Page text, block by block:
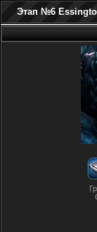
Этап №6